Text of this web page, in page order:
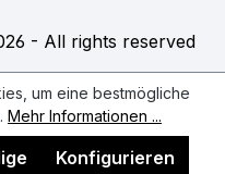
- All rights reserved
um eine bestmögliche
Mehr Informationen ...
Konfigurieren